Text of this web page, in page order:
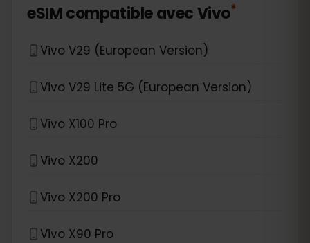
eSIM compatible avecVivo*
Vivo V29 (European Version)
Vivo V29 Lite 5G (European Version)
Vivo X100 Pro
Vivo X200
Vivo X200 Pro
Vivo X90 Pro